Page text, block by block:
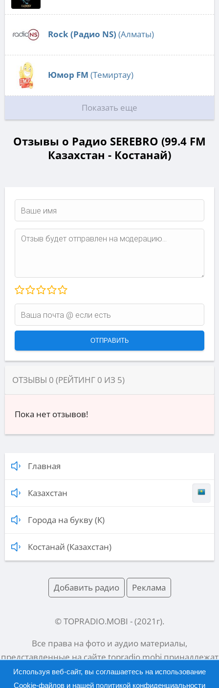
Rock (Радио NS) (Алматы)
Юмор FM (Темиртау)
Показать еще
Отзывы о Радио SEREBRO (99.4 FM
Казахстан - Костанай)
ОТЗЫВЫ 0 (РЕЙТИНГ 0 ИЗ 5)
Пока нет отзывов!
Главная
Казахстан
Города на букву (К)
Костанай (Казахстан)
Добавить радио Реклама
© TOPRADIO.MOBI - (2021 г).
Все права на фото и аудио материалы,
представленные на сайтеtopradio.mobiпринадлежат
их законным владельцам.
Используя веб-сайт, вы соглашаетесь на использование
Cookie-файлов и нашей политикой конфиденциальности